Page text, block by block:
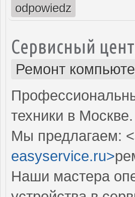
odpowiedz
Сервисный
Ремонт
техники в Москве.
Мы предлагаем:
easyservice.ru>
Наши мастера